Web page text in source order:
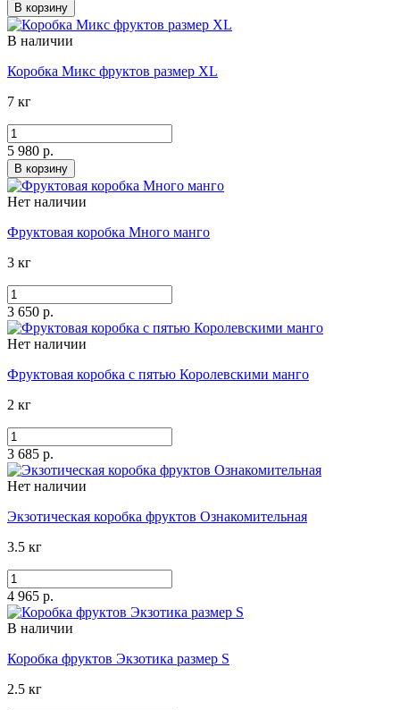
В корзину
В наличии
Коробка Микс фруктов размер XL
7 кг
5 980 р.
В корзину
Нет наличии
Фруктовая коробка Много манго
3 кг
3 650 р.
Нет наличии
Фруктовая коробка с пятью Королевскими манго
2 кг
3 685 р.
Нет наличии
Экзотическая коробка фруктов Ознакомительная
3.5 кг
4 965 р.
В наличии
Коробка фруктов Экзотика размер S
2.5 кг